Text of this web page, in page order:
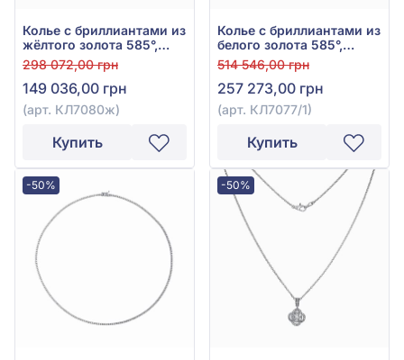
Колье с бриллиантами из
жёлтого золота 585°,
Бриллиант 1,33ct, арт.
КЛ7080ж
298 072,00 грн
149 036,00 грн
(арт. КЛ7080ж)
Купить
Колье с бриллиантами из
белого золота 585°,
бриллиант 2,17ct, арт.
КЛ7077/1
514 546,00 грн
257 273,00 грн
(арт. КЛ7077/1)
Купить
-50% -50%